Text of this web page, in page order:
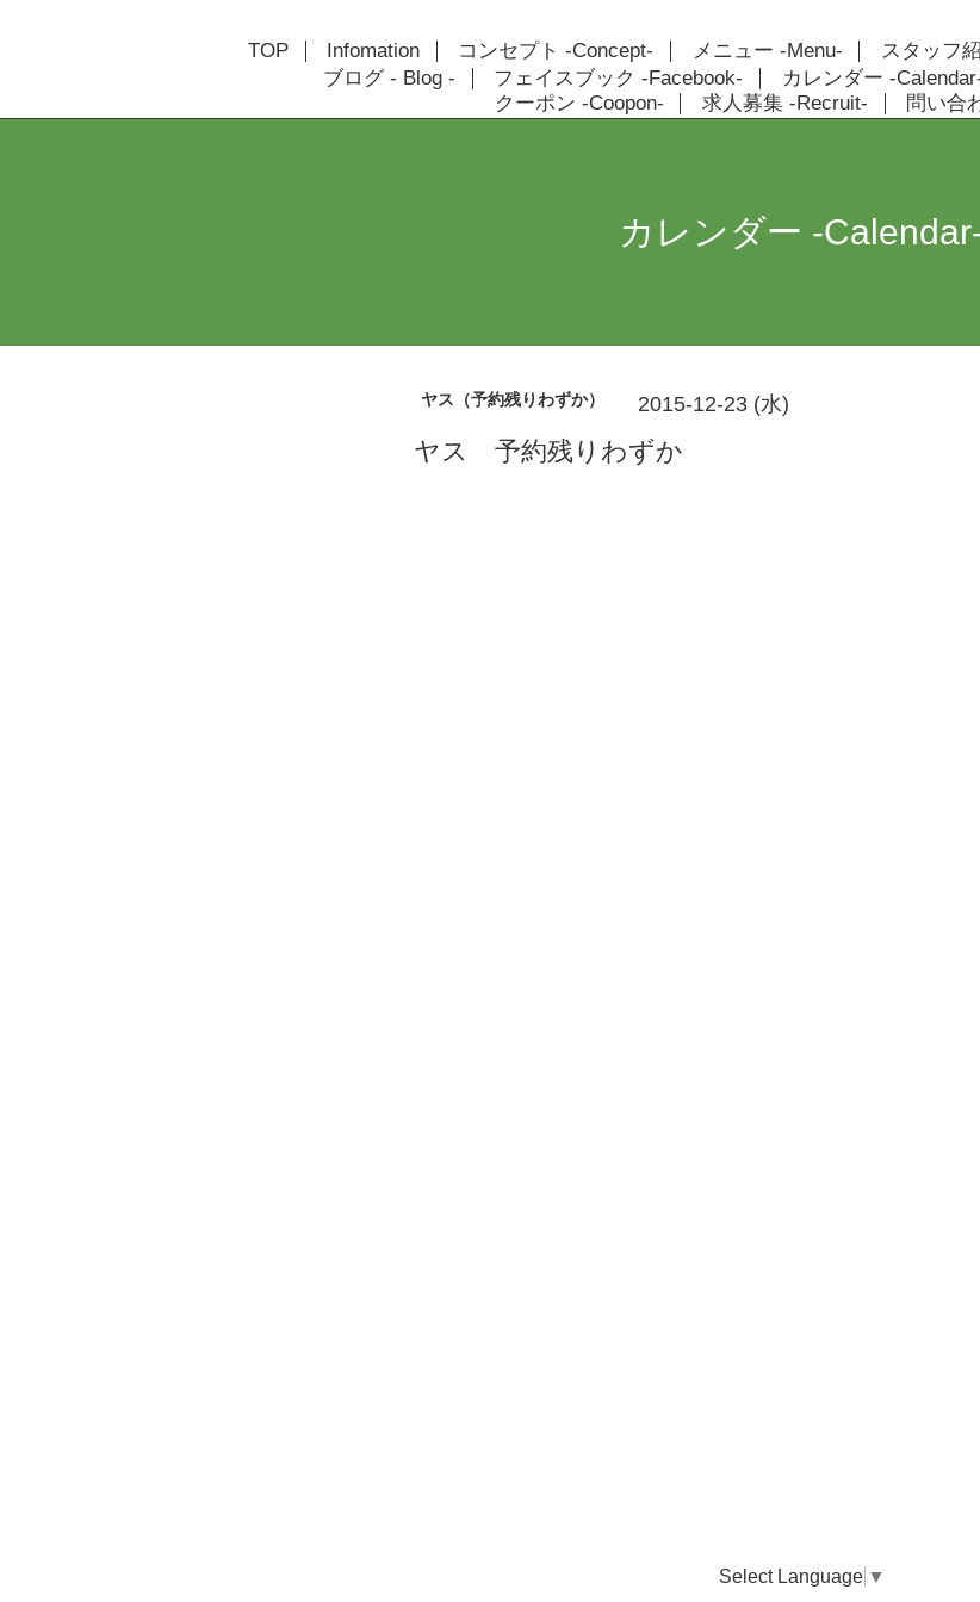
TOP Infomation コンセプト -Concept- メニュー -Menu- スタッフ
ブログ - Blog -
フェイスブック -Facebook- カレンダー -
クーポン -Coopon-
求人募集 -Recruit- 問い合
カレンダー -
ヤス（予約残りわずか） 2015-12-23 (水)
ヤス 予約残りわずか
Select Language ▼